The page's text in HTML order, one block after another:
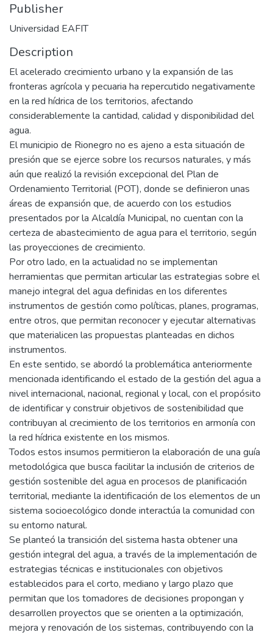
Publisher
Universidad EAFIT
Description
El acelerado crecimiento urbano y la expansión de las
fronteras agrícola y pecuaria ha repercutido negativamente
en la red hídrica de los territorios, afectando
considerablemente la cantidad, calidad y disponibilidad del
agua.
El municipio de Rionegro no es ajeno a esta situación de
presión que se ejerce sobre los recursos naturales, y más
aún que realizó la revisión excepcional del Plan de
Ordenamiento Territorial (POT), donde se definieron unas
áreas de expansión que, de acuerdo con los estudios
presentados por la Alcaldía Municipal, no cuentan con la
certeza de abastecimiento de agua para el territorio, según
las proyecciones de crecimiento.
Por otro lado, en la actualidad no se implementan
herramientas que permitan articular las estrategias sobre el
manejo integral del agua definidas en los diferentes
instrumentos de gestión como políticas, planes, programas,
entre otros, que permitan reconocer y ejecutar alternativas
que materialicen las propuestas planteadas en dichos
instrumentos.
En este sentido, se abordó la problemática anteriormente
mencionada identificando el estado de la gestión del agua a
nivel internacional, nacional, regional y local, con el propósito
de identificar y construir objetivos de sostenibilidad que
contribuyan al crecimiento de los territorios en armonía con
la red hídrica existente en los mismos.
Todos estos insumos permitieron la elaboración de una guía
metodológica que busca facilitar la inclusión de criterios de
gestión sostenible del agua en procesos de planificación
territorial, mediante la identificación de los elementos de un
sistema socioecológico donde interactúa la comunidad con
su entorno natural.
Se planteó la transición del sistema hasta obtener una
gestión integral del agua, a través de la implementación de
estrategias técnicas e institucionales con objetivos
establecidos para el corto, mediano y largo plazo que
permitan que los tomadores de decisiones propongan y
desarrollen proyectos que se orienten a la optimización,
mejora y renovación de los sistemas, contribuyendo con la